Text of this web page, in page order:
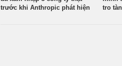
trước khi Anthropic phát hiện
tro